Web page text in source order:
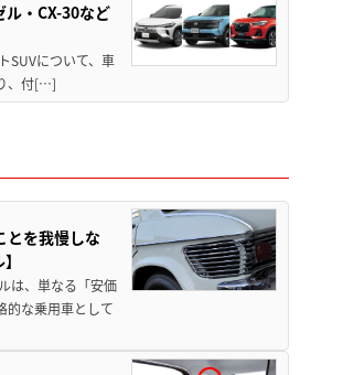
ル・CX-30など
SUVについて、車
、付[…]
とを我慢しな
は、単なる「安価
的な乗用車として